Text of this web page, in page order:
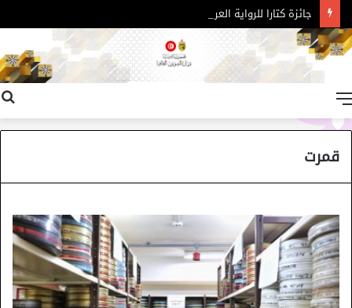
جائزة كتارا للرواية العربية – الدورة 11
قمرت